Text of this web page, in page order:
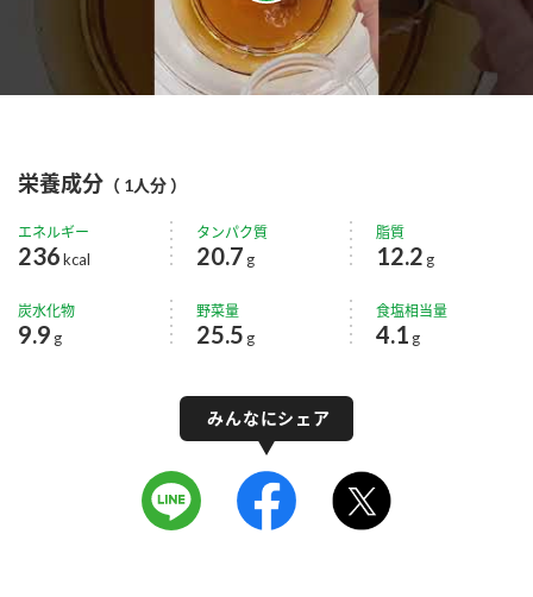
栄養成分 （ 1人分 ）
エネルギー
236kcal
タンパク質
20.7 g
脂質
12.2 g
炭水化物
9.9 g
野菜量
25.5 g
食塩相当量
4.1 g